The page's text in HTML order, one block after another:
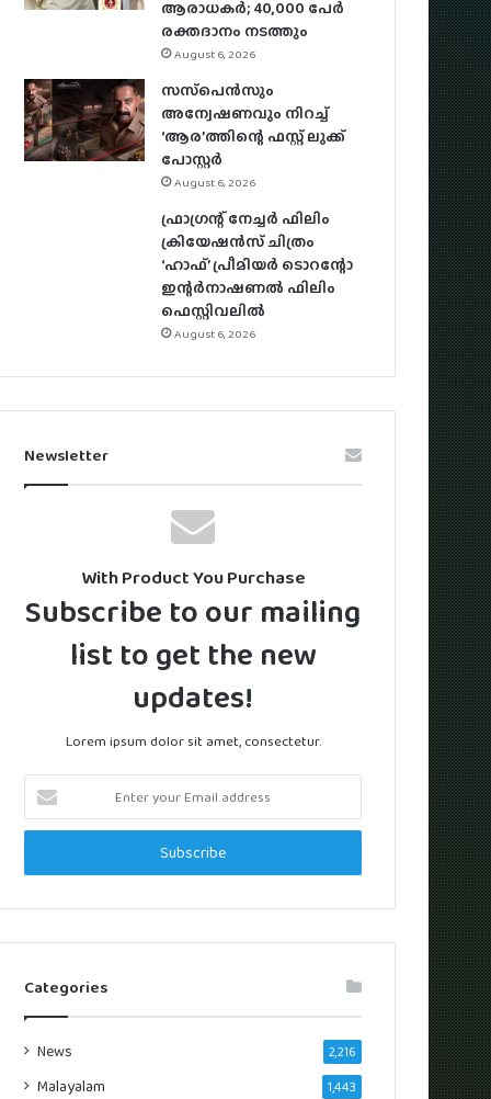
ആരാധകര്‍; 40,000 പേര്‍
രക്തദാനം നടത്തും
August 6, 2026
സസ്‌പെന്‍സും
അന്വേഷണവും നിറച്ച്
‘ആര’ത്തിന്റെ ഫസ്റ്റ് ലുക്ക്
പോസ്റ്റര്‍
August 6, 2026
ഫ്രാഗ്രന്റ് നേച്ചര്‍ ഫിലിം
ക്രിയേഷന്‍സ് ചിത്രം
‘ഹാഫ്’ പ്രീമിയര്‍ ടൊറന്റോ
ഇന്റര്‍നാഷണല്‍ ഫിലിം
ഫെസ്റ്റിവലില്‍
August 6, 2026
Newsletter
With Product You Purchase
Subscribe to our mailing
list to get the new
updates!
Lorem ipsum dolor sit amet, consectetur.
your
Email
Categories
News 2,216
Malayalam 1,443